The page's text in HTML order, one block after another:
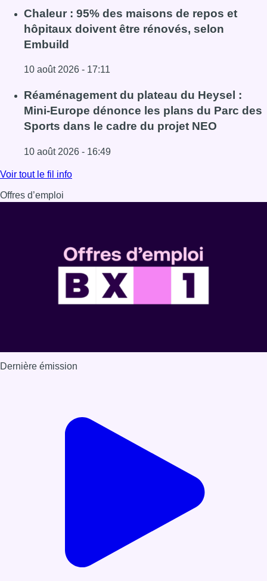
Lire l'article Eclipse : des sites Internet pour trouver le
Chaleur : 95% des maisons de repos et
hôpitaux doivent être rénovés, selon
Embuild
10 août 2026 - 17:11
Lire l'article Chaleur : 95% des maisons de repos et
Réaménagement du plateau du Heysel :
Mini-Europe dénonce les plans du Parc des
Sports dans le cadre du projet NEO
10 août 2026 - 16:49
Lire l'article Réaménagement du plateau du Heysel :
Voir tout le fil info
Offres d’emploi
Dernière émission